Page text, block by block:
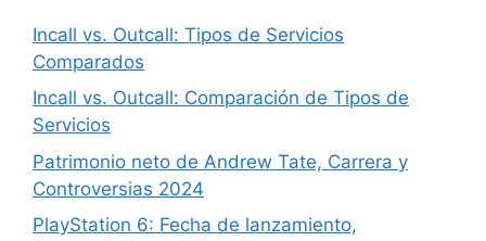
Incall vs. Outcall: Tipos de Servicios
Comparados
Incall vs. Outcall: Comparación de Tipos de
Servicios
Patrimonio neto de Andrew Tate, Carrera y
Controversias 2024
PlayStation 6: Fecha de lanzamiento,